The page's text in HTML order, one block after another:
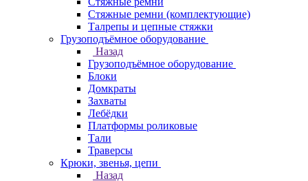
Стяжные ремни (комплектующие)
Талрепы и цепные стяжки
Грузоподъёмное оборудование
Назад
Грузоподъёмное оборудование
Блоки
Домкраты
Захваты
Лебёдки
Платформы роликовые
Тали
Траверсы
Крюки, звенья, цепи
Назад